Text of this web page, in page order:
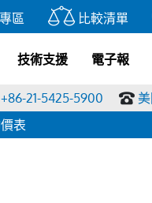
區 比較清單
技術支援 電子報
21-5425-5900
表